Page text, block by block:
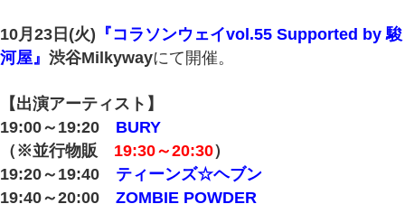
10月23日(火) 『コラソンウェイvol.55 Supported by 駿
河屋』 渋谷Milkywayにて開催。
【出演アーティスト】
19:00～19:20 BURY
（※並行物販 19:30～20:30）
19:20～19:40 ティーンズ☆ヘブン
19:40～20:00 ZOMBIE POWDER